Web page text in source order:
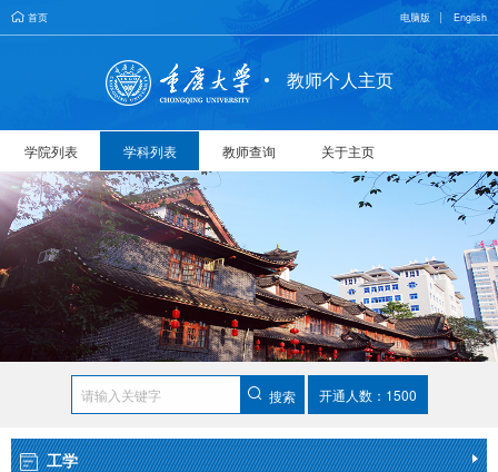
首页 电脑版 English
教师个人主页
学院列表 学科列表 教师查询 关于主页
搜索 开通人数：1500
工学